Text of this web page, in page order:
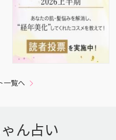
一覧へ
ん占い